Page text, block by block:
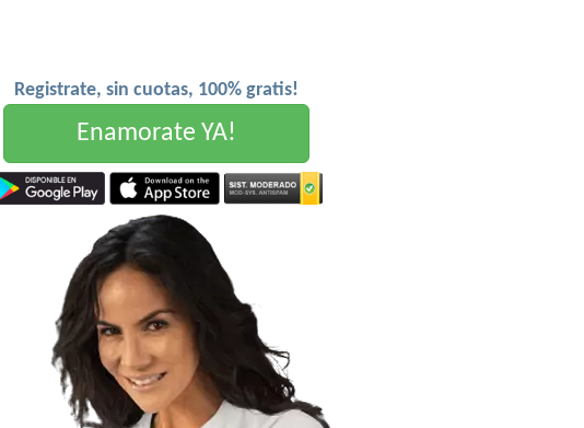
Registrate, sin cuotas, 100% gratis!
Enamorate YA!